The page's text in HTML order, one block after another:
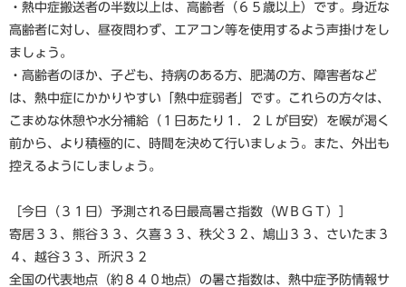
・熱中症搬送者の半数以上は、高齢者（６５歳以上）です。身近な
高齢者に対し、昼夜問わず、エアコン等を使用するよう声掛けをし
ましょう。
・高齢者のほか、子ども、持病のある方、肥満の方、障害者など
は、熱中症にかかりやすい「熱中症弱者」です。これらの方々は、
こまめな休憩や水分補給（１日あたり１．２Ｌが目安）を喉が渇く
前から、より積極的に、時間を決めて行いましょう。また、外出も
控えるようにしましょう。
［今日（３１日）予測される日最高暑さ指数（ＷＢＧＴ）］
寄居３３、熊谷３３、久喜３３、秩父３２、鳩山３３、さいたま３
４、越谷３３、所沢３２
全国の代表地点（約８４０地点）の暑さ指数は、熱中症予防情報サ